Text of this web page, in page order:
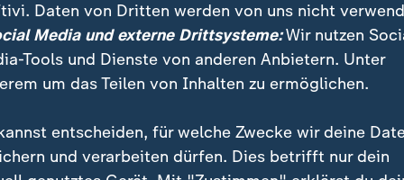
das Unterhaus des britischen Parlaments für
wodurch unter anderem der Vorrang von EU-Recht
Daten von Dritten werden von uns nicht
Media und externe Drittsysteme:Wir nutzen
Tools und Dienste von anderen Anbietern. Unter
um das Teilen von Inhalten zu ermöglichen.
entscheiden, für welche Zwecke wir deine
und verarbeiten dürfen. Dies betrifft nur dein